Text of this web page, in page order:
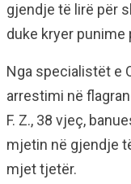
gjendje të lirë për
duke kryer punime
Nga specialistët e
arrestimi në
F. Z., 38 vjeç,
mjetin në gjendje
mjet tjetër.